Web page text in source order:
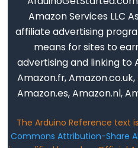
analogRead()
analogReference()
analogWrite()
IO
Amazon Services LLC
affiliate advertising
means for sites to
advertising and linking to
Amazon.fr,
Amazon.es, Amazon.nl,
The Arduino Reference text
Commons Attribution-Share